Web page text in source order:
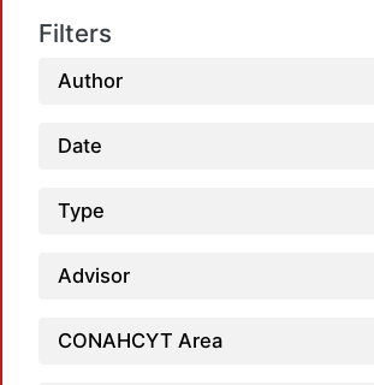
Filters
Author
Date
Type
Advisor
CONAHCYT Area